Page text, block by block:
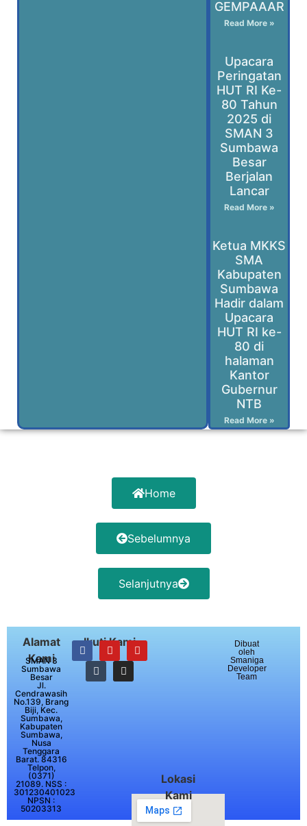
GEMPAAAR
Read More »
Upacara
Peringatan
HUT RI Ke-
80 Tahun
2025 di
SMAN 3
Sumbawa
Besar
Berjalan
Lancar
Read More »
Ketua MKKS
SMA
Kabupaten
Sumbawa
Hadir dalam
Upacara
HUT RI ke-
80 di
halaman
Kantor
Gubernur
NTB
Read More »
Home
Sebelumnya
Selanjutnya
Alamat
Kami
SMAN 3
Sumbawa
Besar
Jl.
Cendrawasih
No.139, Brang
Biji, Kec.
Sumbawa,
Kabupaten
Sumbawa,
Nusa
Tenggara
Barat. 84316
Telpon,
(0371)
21089. NSS :
301230401023
NPSN :
50203313
Ikuti Kami
Lokasi
Kami
Dibuat
oleh
Smaniga
Developer
Team